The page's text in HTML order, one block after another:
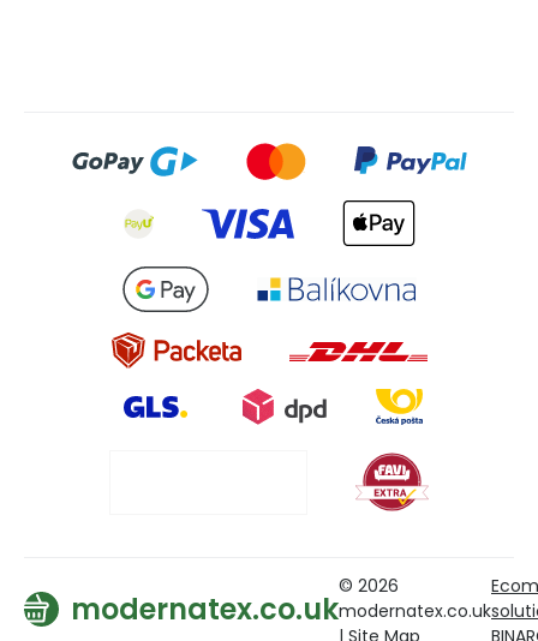
modernatex.co.uk
© 2026
modernatex.co.uk
| Site Map